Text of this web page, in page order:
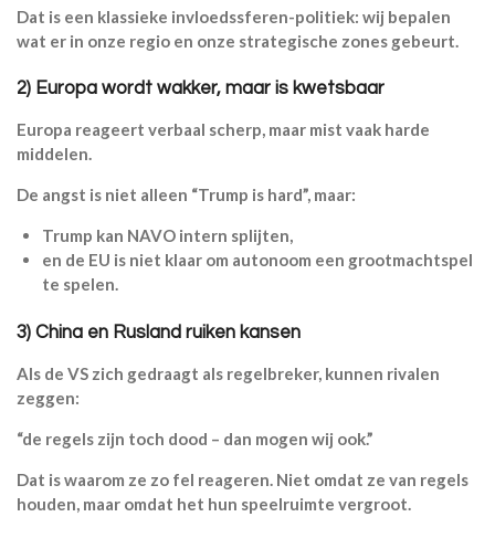
Dat is een klassieke invloedssferen-politiek: wij bepalen
wat er in onze regio en onze strategische zones gebeurt.
2) Europa wordt wakker, maar is kwetsbaar
Europa reageert verbaal scherp, maar mist vaak harde
middelen.
De angst is niet alleen “Trump is hard”, maar:
Trump kan NAVO intern splijten,
en de EU is niet klaar om autonoom een grootmachtspel
te spelen.
3) China en Rusland ruiken kansen
Als de VS zich gedraagt als regelbreker, kunnen rivalen
zeggen:
“de regels zijn toch dood – dan mogen wij ook.”
Dat is waarom ze zo fel reageren. Niet omdat ze van regels
houden, maar omdat het hun speelruimte vergroot.